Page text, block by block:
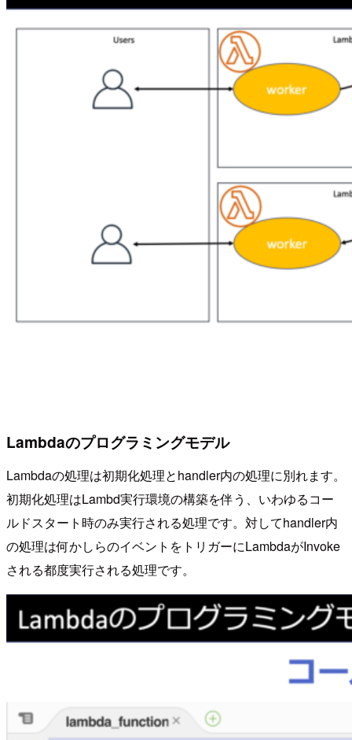
Lambdaのプログラミングモデル
Lambdaの処理は初期化処理とhandler内の処理に別れます。
初期化処理はLambd実行環境の構築を伴う、いわゆるコー
ルドスタート時のみ実行される処理です。対してhandler内
の処理は何かしらのイベントをトリガーにLambdaがInvoke
される都度実行される処理です。